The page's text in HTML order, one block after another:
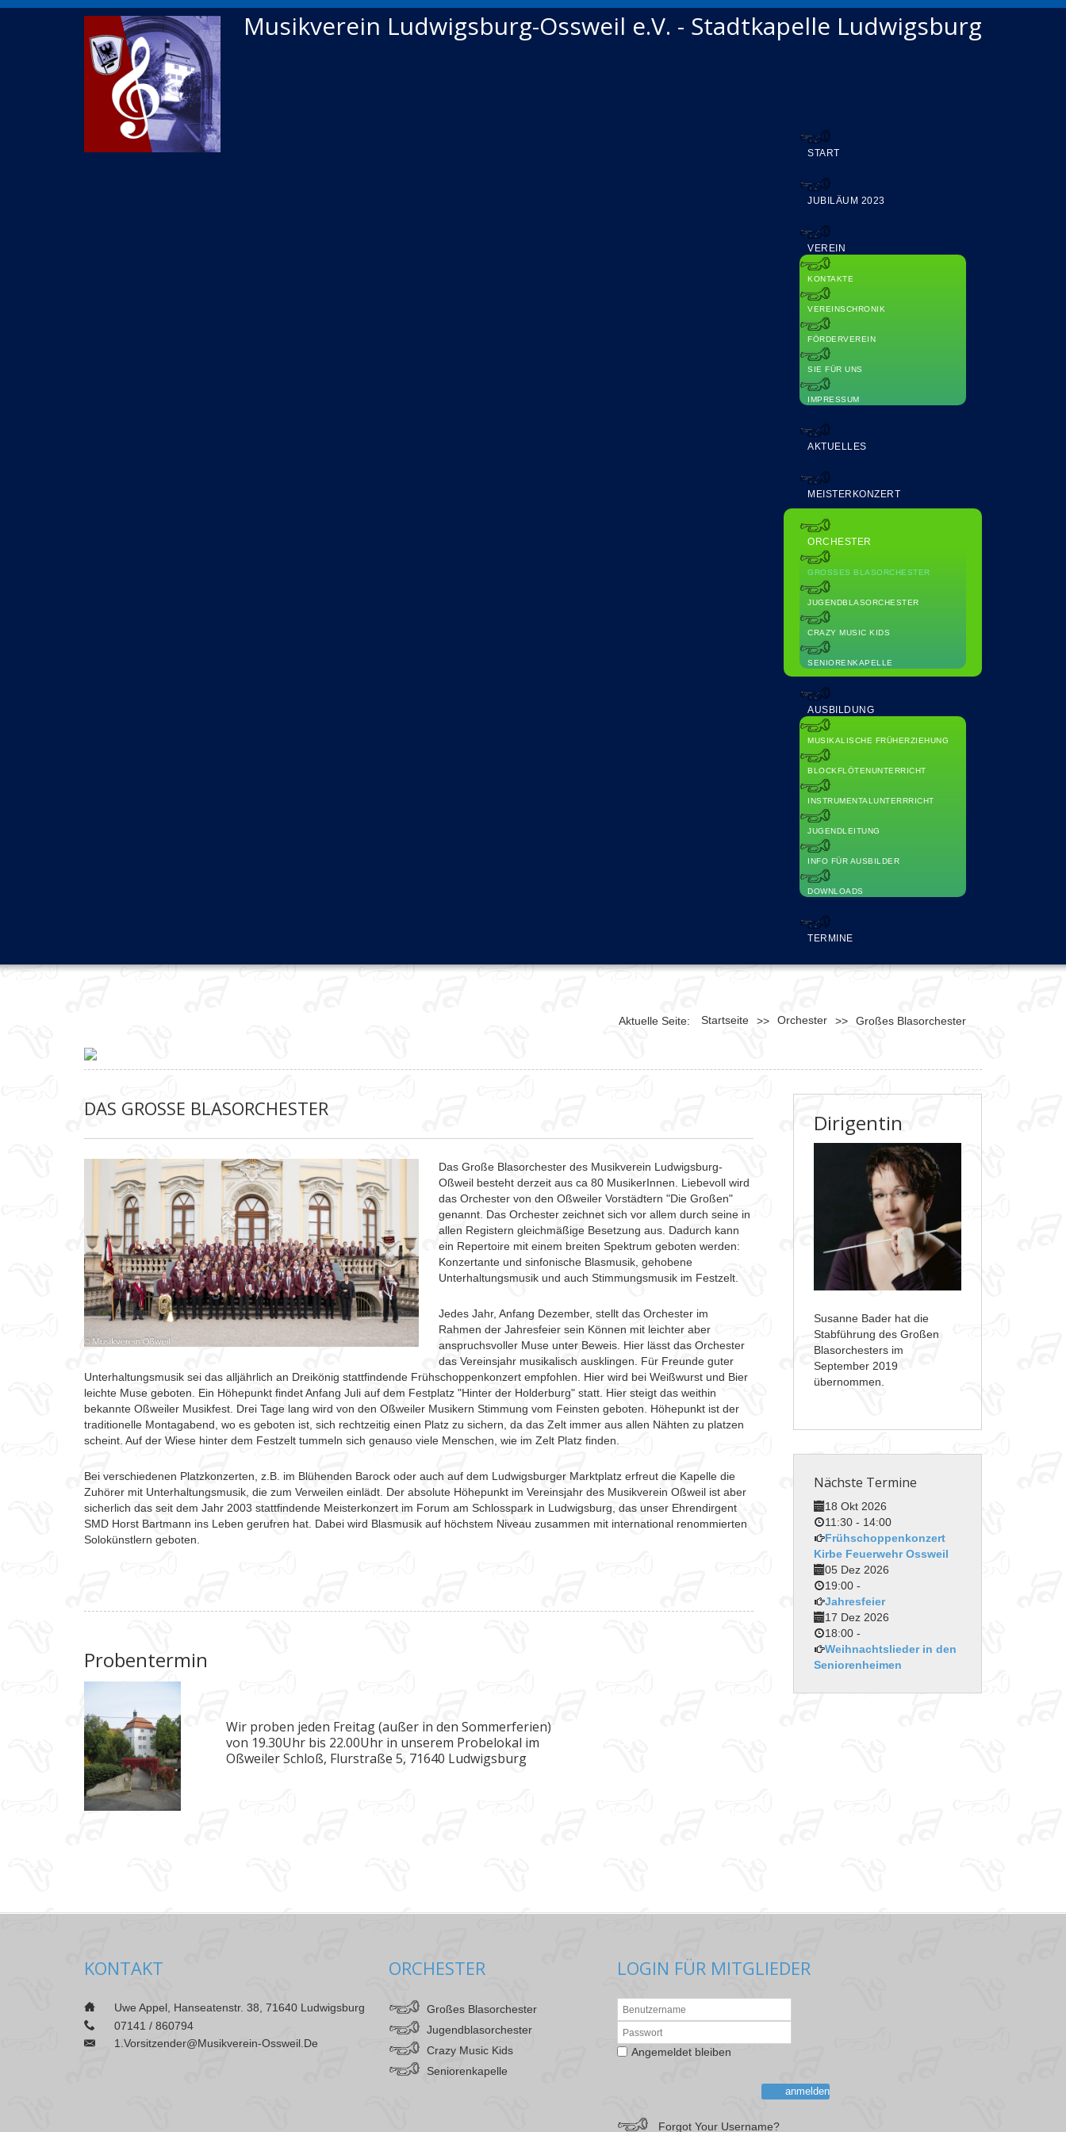
Musikverein Ludwigsburg-Ossweil e.V. - Stadtkapelle Ludwigsburg
START
JUBILÄUM 2023
VEREIN
KONTAKTE
VEREINSCHRONIK
FÖRDERVEREIN
SIE FÜR UNS
IMPRESSUM
AKTUELLES
MEISTERKONZERT
ORCHESTER
GROSSES BLASORCHESTER
JUGENDBLASORCHESTER
CRAZY MUSIC KIDS
SENIORENKAPELLE
AUSBILDUNG
MUSIKALISCHE FRÜHERZIEHUNG
BLOCKFLÖTENUNTERRICHT
INSTRUMENTALUNTERRRICHT
JUGENDLEITUNG
INFO FÜR AUSBILDER
DOWNLOADS
TERMINE
Aktuelle Seite: Startseite >> Orchester >> Großes Blasorchester
DAS GROSSE BLASORCHESTER
Das Große Blasorchester des Musikverein Ludwigsburg-
Oßweil besteht derzeit aus ca 80 MusikerInnen. Liebevoll wird
das Orchester von den Oßweiler Vorstädtern "Die Großen"
genannt. Das Orchester zeichnet sich vor allem durch seine in
allen Registern gleichmäßige Besetzung aus. Dadurch kann
ein Repertoire mit einem breiten Spektrum geboten werden:
Konzertante und sinfonische Blasmusik, gehobene
Unterhaltungsmusik und auch Stimmungsmusik im Festzelt.
Jedes Jahr, Anfang Dezember, stellt das Orchester im
Rahmen der Jahresfeier sein Können mit leichter aber
anspruchsvoller Muse unter Beweis. Hier lässt das Orchester
das Vereinsjahr musikalisch ausklingen. Für Freunde guter
Unterhaltungsmusik sei das alljährlich an Dreikönig stattfindende Frühschoppenkonzert empfohlen. Hier wird bei Weißwurst und Bier
leichte Muse geboten. Ein Höhepunkt findet Anfang Juli auf dem Festplatz "Hinter der Holderburg" statt. Hier steigt das weithin
bekannte Oßweiler Musikfest. Drei Tage lang wird von den Oßweiler Musikern Stimmung vom Feinsten geboten. Höhepunkt ist der
traditionelle Montagabend, wo es geboten ist, sich rechtzeitig einen Platz zu sichern, da das Zelt immer aus allen Nähten zu platzen
scheint. Auf der Wiese hinter dem Festzelt tummeln sich genauso viele Menschen, wie im Zelt Platz finden.
Bei verschiedenen Platzkonzerten, z.B. im Blühenden Barock oder auch auf dem Ludwigsburger Marktplatz erfreut die Kapelle die
Zuhörer mit Unterhaltungsmusik, die zum Verweilen einlädt. Der absolute Höhepunkt im Vereinsjahr des Musikverein Oßweil ist aber
sicherlich das seit dem Jahr 2003 stattfindende Meisterkonzert im Forum am Schlosspark in Ludwigsburg, das unser Ehrendirgent
SMD Horst Bartmann ins Leben gerufren hat. Dabei wird Blasmusik auf höchstem Niveau zusammen mit international renommierten
Solokünstlern geboten.
Probentermin
Wir proben jeden Freitag (außer in den Sommerferien)
von 19.30Uhr bis 22.00Uhr in unserem Probelokal im
Oßweiler Schloß, Flurstraße 5, 71640 Ludwigsburg
Dirigentin
Susanne Bader hat die
Stabführung des Großen
Blasorchesters im
September 2019
übernommen.
Nächste Termine
18 Okt 2026
11:30 - 14:00
Frühschoppenkonzert
Kirbe Feuerwehr Ossweil
05 Dez 2026
19:00 -
Jahresfeier
17 Dez 2026
18:00 -
Weihnachtslieder in den
Seniorenheimen
KONTAKT
Uwe Appel, Hanseatenstr. 38, 71640 Ludwigsburg
07141 / 860794
1.vorsitzender@musikverein-Ossweil.de
ORCHESTER
Großes Blasorchester
Jugendblasorchester
Crazy Music Kids
Seniorenkapelle
LOGIN FÜR MITGLIEDER
Angemeldet bleiben
anmelden
Forgot Your Username?